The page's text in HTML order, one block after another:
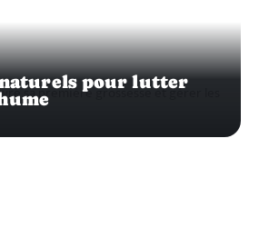
naturels pour lutter